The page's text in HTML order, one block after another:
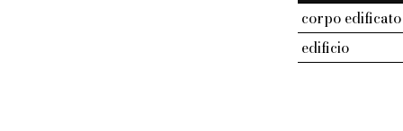
corpo edificato
edificio